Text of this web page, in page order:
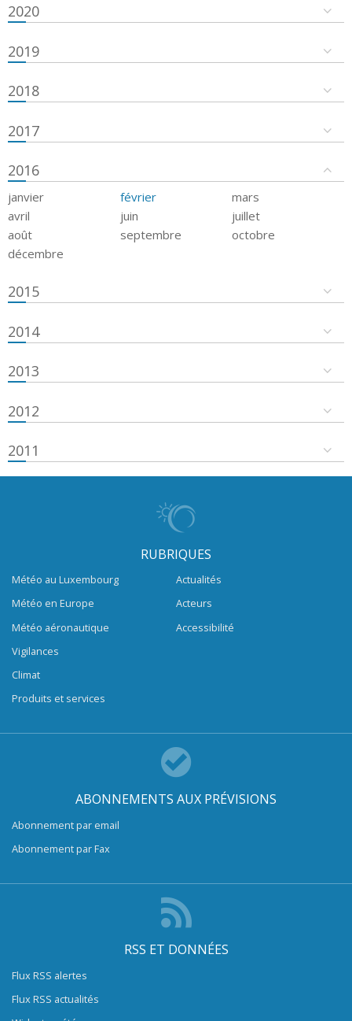
2020
2019
2018
2017
2016
janvier février
mars
avril
juin
juillet
août
septembre
octobre
décembre
2015
2014
2013
2012
2011
RUBRIQUES
Météo au Luxembourg
Météo en Europe
Météo aéronautique
Vigilances
Climat
Produits et services
Actualités
Acteurs
Accessibilité
ABONNEMENTS AUX PRÉVISIONS
Abonnement par email
Abonnement par Fax
RSS ET DONNÉES
Flux RSS alertes
Flux RSS actualités